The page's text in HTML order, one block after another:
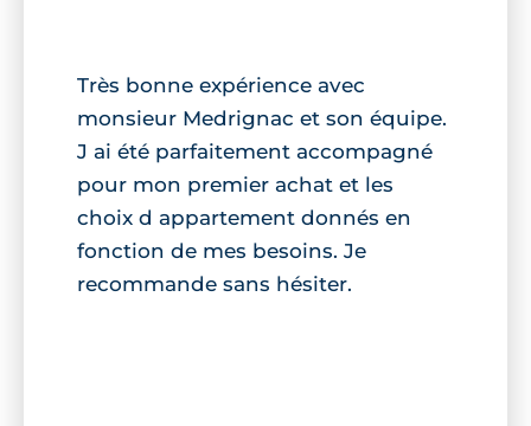
Très bonne expérience avec
monsieur Medrignac et son équipe.
J ai été parfaitement accompagné
pour mon premier achat et les
choix d appartement donnés en
fonction de mes besoins. Je
recommande sans hésiter.